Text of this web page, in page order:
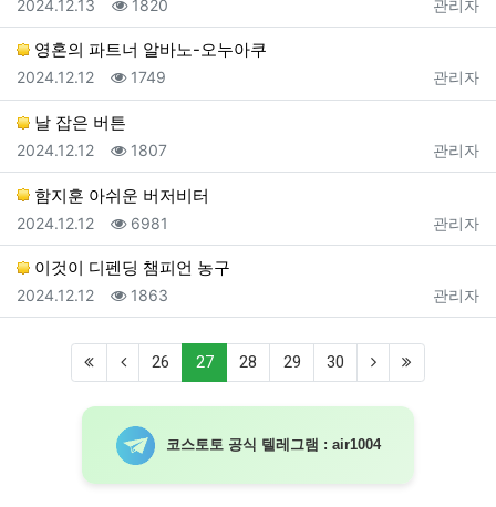
관리자
2024.12.13 1820
영혼의 파트너 알바노-오누아쿠
등록자
관리자
등록일
2024.12.12 조회
1749
날 잡은 버튼
등록자
관리자
등록일
2024.12.12 조회
1807
함지훈 아쉬운 버저비터
등록자
관리자
등록일
2024.12.12 조회
6981
이것이 디펜딩 챔피언 농구
등록자
관리자
등록일
2024.12.12 조회
1863
26 27(current)
28 29 30
코스토토 공식 텔레그램 : air1004